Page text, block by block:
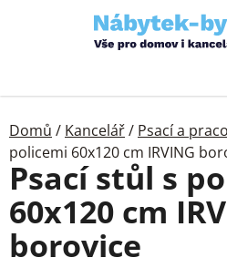
Domů / Kancelář/ Psací a
policemi 60x120 cm IRVING
Psací stůl s
60x120 cm
borovice